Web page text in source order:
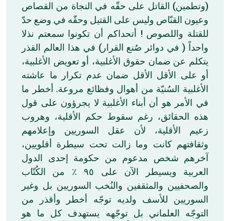
(وتطمين) القاتل على حقّه في النجاة من القصاص
وعيون القنّاص وليس على القتيل وحقّه في وضع حدّ
للقتلة واللصوص ! أتحداكم أن تكونوا سمعتم نذلا
واحداً ( في دوائر صُنع القرار) في هذا العالم القذر
يتكلم عن ضمان حقوق الأغلبية، أو تعويض الأغلبية،
أو على الأقل الأقل ضمان عدم تكرار ما عاشته
الأغلبية السُنيّة من أهوال وفظائع مروعة. أخطر ما
في الأمر هو أن أبناء الأغلبية لا يجرؤون على قول
هذه الحقائق، رغم سقوط حكم الأقلية، وهروب
زعيم الأقلية، لأن عقل السوريين وإعلامهم
وثقافتهم كانت وما زالت تحت سيطرة أقلويين،
آخرهم شخص مدعوم من حكومة إحدى الدول
العربية ويسيطر الآن على ٩٥ ٪ من الكُتّاب
والصحفيين والمثقفين والنُخب السوريين بل وغير
السوريين للأسف ولديه توجّه أخطر وأقذر من
التوجّه العلماني بل توجّهه يستهدف كل ما هو